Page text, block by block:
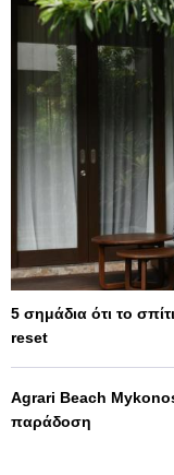
5 σημάδια ότι το
reset
Agrari Beach Mykonos:
παράδοση